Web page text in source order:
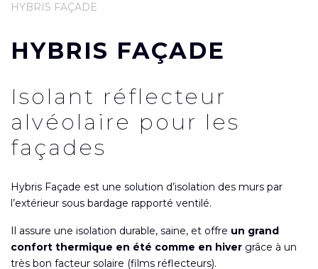
HYBRIS FAÇADE
HYBRIS FAÇADE
Isolant réflecteur
alvéolaire pour les
façades
Hybris Façade est une solution d’isolation des murs par
l’extérieur sous bardage rapporté ventilé.
Il assure une isolation durable, saine, et offre un grand
confort thermique en été comme en hiver grâce à un
très bon facteur solaire (films réflecteurs).